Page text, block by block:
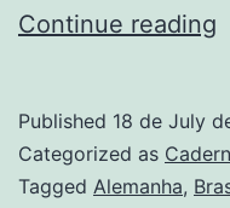
Continue reading
Published 18 de July
Categorized as
Tagged Alemanha,